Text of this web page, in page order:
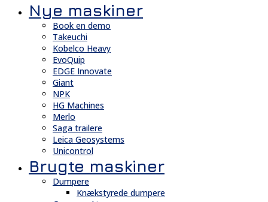
Nye maskiner
Book en demo
Takeuchi
Kobelco Heavy
EvoQuip
EDGE Innovate
Giant
NPK
HG Machines
Merlo
Saga trailere
Leica Geosystems
Unicontrol
Brugte maskiner
Dumpere
Knækstyrede dumpere